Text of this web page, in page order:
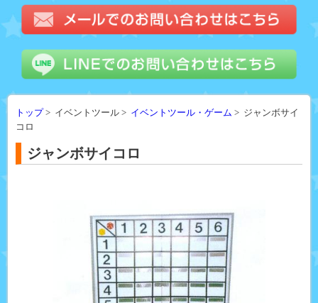
トップ> イベントツール > イベントツール・ゲーム > ジャンボサイ
コロ
ジャンボサイコロ